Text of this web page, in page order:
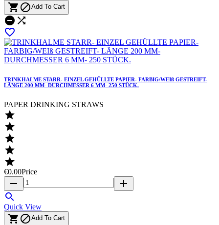
 Add To Cart
 

TRINKHALME STARR- EINZEL GEHÜLLTE PAPIER- FARBIG/WEIß GESTREIFT-
LÄNGE 200 MM- DURCHMESSER 6 MM- 250 STÜCK.
PAPER DRINKING STRAWS





€0.00Price
remove
add

Quick View
 Add To Cart